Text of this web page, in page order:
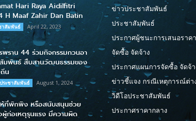
Hari Raya Aidilfitri
H Maaf Zahir Dan Batin
าสัมพันธ์ April 22, 2023
พราน 44 ร่วมกิจกรรมกวนอา
มพันธ์ สืบสานวัฒนธรรมของ
น
ระชาสัมพันธ์ August 1, 2024
ห้ที่พักพิง หรือสนับสนุนช่วย
ผู้ก่อเหตุรุนแรง มีความผิด
ข่าวประชาสัมพันธ์
ประชาสัมพันธ์
ประกาศผู้ชนะการเสนอราคา
จัดซื้อ จัดจ้าง
ประกาศแผนการจัดซื้อ จัดจ้า
ข่าวชี้แจง กรณีเหตุการณ์ต่า
วิดีโอประชาสัมพันธ์
ประกาศราคากลาง